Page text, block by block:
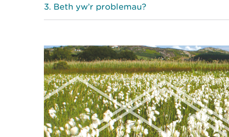
Beth yw’r problemau?